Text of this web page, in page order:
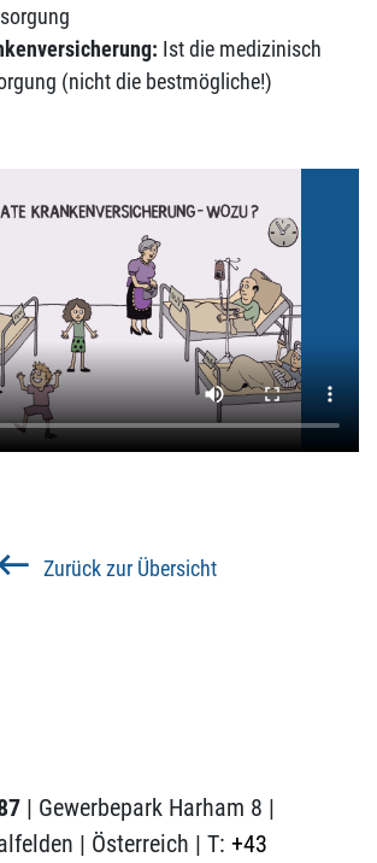
Ist die medizinisch
(nicht die bestmögliche!)
Zurück zur Übersicht
| Gewerbepark Harham 8 |
| Österreich | T: +43